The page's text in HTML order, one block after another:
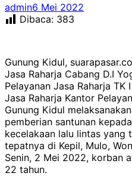
admin6 Mei 2022
Dibaca: 383
Gunung Kidul,
Jasa Raharja Cabang D.I
Pelayanan Jasa Raharja
Jasa Raharja Kantor
Gunung Kidul
pemberian santunan
kecelakaan lalu lintas yang
tepatnya di Kepil, Mulo,
Senin, 2 Mei 2022, korban
22 tahun.